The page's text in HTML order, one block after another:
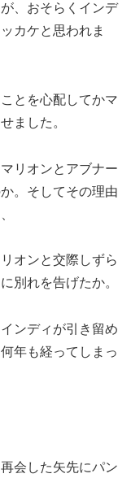
、おそらくインデ
カケと思われま
とを心配してかマ
ました。
リオンとアブナー
。そしてその理由
オンと交際しずら
別れを告げたか。
ンディが引き留め
年も経ってしまっ
会した矢先にパン